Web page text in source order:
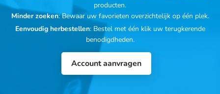
producten.
Minder zoeken: Bewaar uw favorieten overzichtelijk op één plek.
Eenvoudig herbestellen: Bestel met één klik uw terugkerende
benodigdheden.
Account aanvragen